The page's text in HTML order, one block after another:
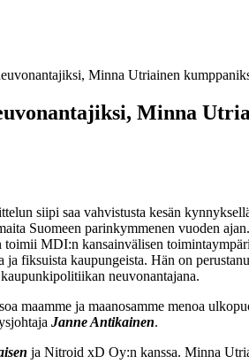
Minna Utriainen
Minna
siipi saa vahvistusta kesän
Suomeen parinkymmenen vuoden
MDI:n kansainvälisen
fiksuista kaupungeista. Hän on
neuvonantajana.
maamme ja maanosamme menoa
Janne Antikainen.
ja Nitroid xD Oy:n kanssa. Minna